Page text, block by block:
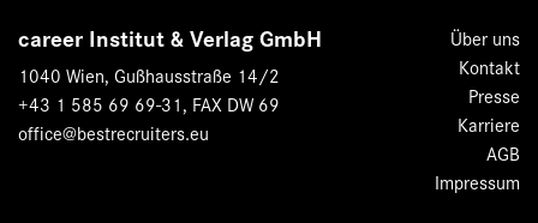
career Institut & Verlag GmbH
1040 Wien, Gußhausstraße 14/2
+43 1 585 69 69-31, FAX DW 69
office@bestrecruiters.eu
Über uns
Kontakt
Presse
Karriere
AGB
Impressum